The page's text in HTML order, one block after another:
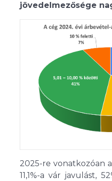
jövedelmezősége
2025-re vonatkozóan
11,1%-a vár javulást,